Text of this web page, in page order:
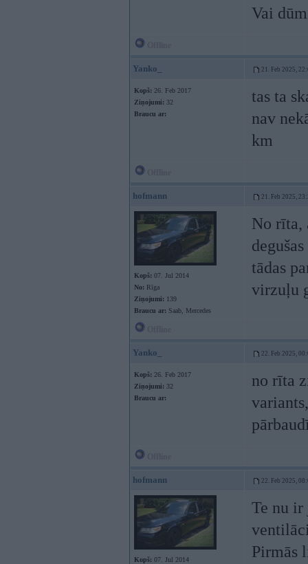
Vai
Yanko_ 21. Feb 2025,
Kopš: 26. Feb 2017
Ziņojumi: 32
Braucu ar:
tas ta
nav
km
hofmann 21. Feb 2025,
Kopš: 07. Jul 2014
No: Rīga
Ziņojumi: 139
Braucu ar: Saab, Mercedes
No rīta,
tādas
virzuļu
Yanko_ 22. Feb 2025,
Kopš: 26. Feb 2017
Ziņojumi: 32
Braucu ar:
no rīta
hofmann 22. Feb 2025,
Kopš: 07. Jul 2014
Te nu
Pirmās